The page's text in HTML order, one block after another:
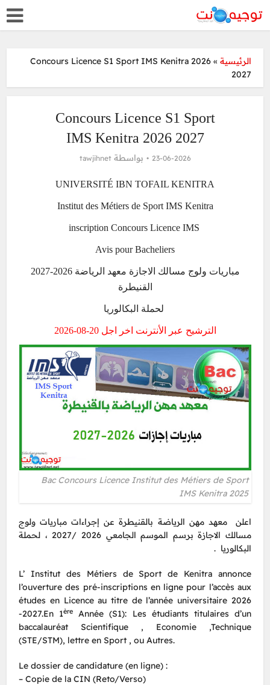
الرئيسية »
Concours Licence S1 Sport IMS Kenitra 2026
2027
Concours Licence S1 Sport
IMS Kenitra 2026 2027
23-06-2026 بواسطةtawjihnet
UNIVERSITÉ IBN TOFAIL KENITRA
Institut des Métiers de Sport IMS Kenitra
inscription Concours Licence IMS
Avis pour Bacheliers
2027-2026 مباريات ولوج مسالك الاجازة معهد الرياضة
القنيطرة
الترشيح عبر الأنترنت اخر اجل 20-08-2026
Bac Concours Licence Institut des Métiers de Sport
IMS Kenitra 2025
اعلن معهد مهن الرياضة بالقنيطرة عن إجراءات مباريات ولوج
مسالك الاجازة برسم الموسم الجامعي 2026 /2027 ، لحملة
البكالوريا .
L’ Institut des Métiers de Sport de Kenitra annonce
l’ouverture des pré-inscriptions en ligne pour l’accès aux
études en Licence au titre de l’année universitaire 2026
-2027.En 1ère
Année (S1): Les étudiants titulaires d’un
baccalauréat Scientifique , Economie ,Technique
(STE/STM), lettre en Sport , ou Autres.
Le dossier de candidature (en ligne) :
– Copie de la CIN (Reto/Verso)